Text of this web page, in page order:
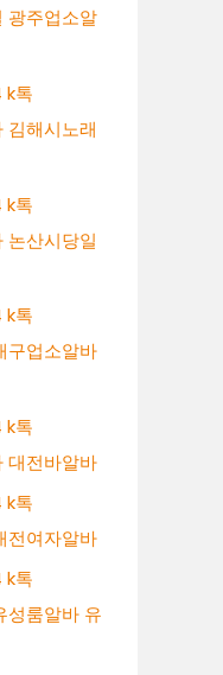
주업소알
k톡
해시노래
k톡
산시당일
k톡
업소알바
k톡
전바알바
k톡
여자알바
k톡
룸알바 유